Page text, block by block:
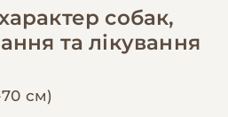
собак,
та лікування
см)